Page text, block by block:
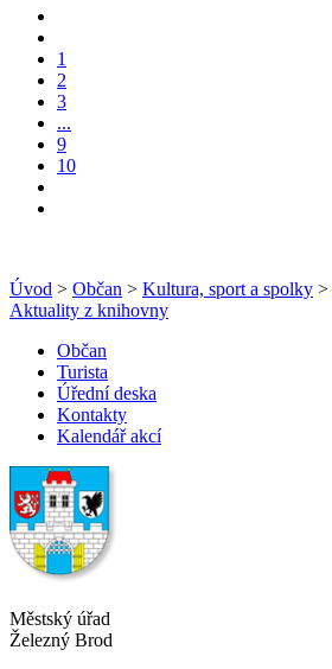
1
2
3
...
9
10
Úvod > Občan > Kultura, sport a spolky >
Aktuality z knihovny
Občan
Turista
Úřední deska
Kontakty
Kalendář akcí
Městský úřad
Železný Brod